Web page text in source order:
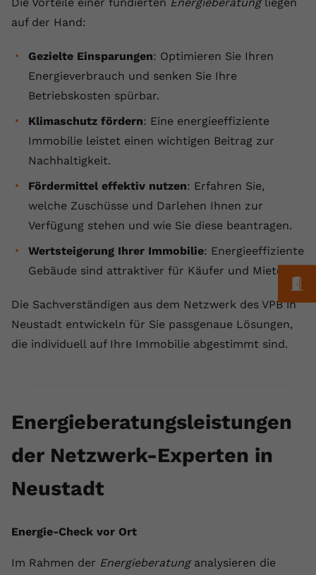
auf der Hand:
Gezielte Einsparungen: Optimieren Sie Ihren
Energieverbrauch und senken Sie Ihre
Betriebskosten spürbar.
Klimaschutz fördern: Eine energieeffiziente
Immobilie leistet einen wichtigen Beitrag zur
Nachhaltigkeit.
Fördermittel effektiv nutzen: Erfahren Sie,
welche Zuschüsse und Darlehen Ihnen zur
Verfügung stehen und wie Sie diese beantragen.
Wertsteigerung Ihrer Immobilie: Energieeffiziente
Gebäude sind attraktiver für Käufer und Mieter.
Die Sachverständigen aus dem Netzwerk des VPB in
Neustadt entwickeln für Sie passgenaue Lösungen,
die individuell auf Ihre Immobilie abgestimmt sind.
Energieberatungsleistungen
der Netzwerk-Experten in
Neustadt
Energie-Check vor Ort
Im Rahmen der Energieberatunganalysieren die
Anbieter
Zweck
YouTube setzt dieses Cookie über
eingebettete YouTube-Videos und
Name yt-remote-device-id
Anbieter Youtube.com
Zweck
YouTube setzt diesen Cookie, um die
Videopräferenzen des Benutzers zu
speichern, der eingebettete YouTube-
Name yt.innertube::requests
Zweck
Dieser von YouTube gesetzte Cookie
Daten darüber zu speichern, welche
gesehen hat.
Name yt.innertube::nextId
Anbieter Youtube.com